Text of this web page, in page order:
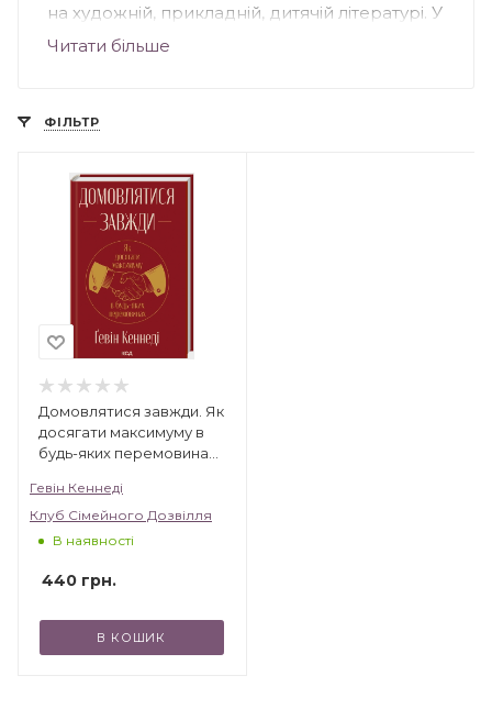
на художній, прикладній, дитячій літературі. У
видавництві вийшли друком світові
інших. У «КДС» побачили світ книги
Роздобудько, Андрія Кокотюхи та інших.
«КСД» займається багатьма книжковими
проектами, зокрема: «Світові бестселери —
українською», «Зірки української прози».
Читати більше
ФІЛЬТР
Домовлятися завжди. Як
досягати максимуму в
будь-яких перемовинах
Гевін Кеннеді
Клуб Сімейного Дозвілля
В наявності
440 грн.
В КОШИК